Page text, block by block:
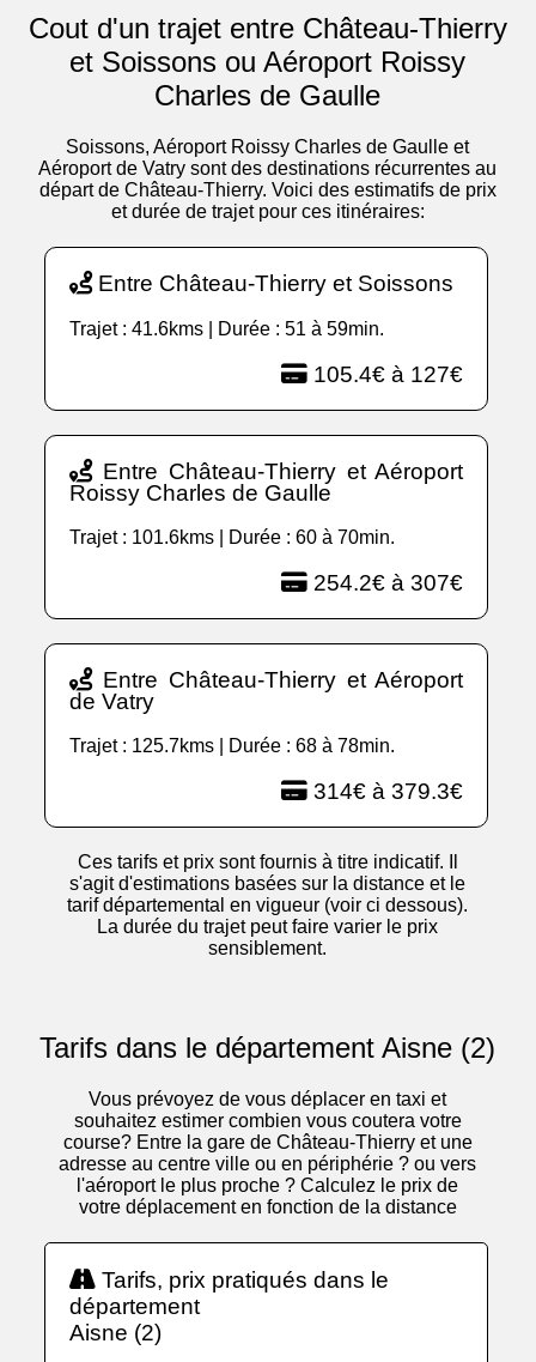
Cout d'un trajet entre Château-Thierry
et Soissons ou Aéroport Roissy
Charles de Gaulle
Soissons, Aéroport Roissy Charles de Gaulle et
Aéroport de Vatry sont des destinations récurrentes au
départ de Château-Thierry. Voici des estimatifs de prix
et durée de trajet pour ces itinéraires:
Entre Château-Thierry et Soissons
Trajet : 41.6kms | Durée : 51 à 59min.
105.4€ à 127€
Entre Château-Thierry et Aéroport
Roissy Charles de Gaulle
Trajet : 101.6kms | Durée : 60 à 70min.
254.2€ à 307€
Entre Château-Thierry et Aéroport
de Vatry
Trajet : 125.7kms | Durée : 68 à 78min.
314€ à 379.3€
Ces tarifs et prix sont fournis à titre indicatif. Il
s'agit d'estimations basées sur la distance et le
tarif départemental en vigueur (voir ci dessous).
La durée du trajet peut faire varier le prix
sensiblement.
Tarifs dans le département Aisne (2)
Vous prévoyez de vous déplacer en taxi et
souhaitez estimer combien vous coutera votre
course? Entre la gare de Château-Thierry et une
adresse au centre ville ou en périphérie ? ou vers
l'aéroport le plus proche ? Calculez le prix de
votre déplacement en fonction de la distance
Tarifs, prix pratiqués dans le
département
Aisne (2)